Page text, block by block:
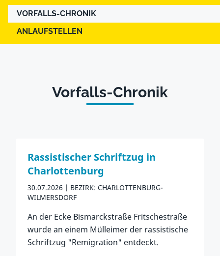
VORFALLS-CHRONIK
ANLAUFSTELLEN
Vorfalls-Chronik
Rassistischer Schriftzug in
Charlottenburg
30.07.2026
BEZIRK: CHARLOTTENBURG-
WILMERSDORF
An der Ecke Bismarckstraße Fritschestraße
wurde an einem Mülleimer der rassistische
Schriftzug "Remigration" entdeckt.